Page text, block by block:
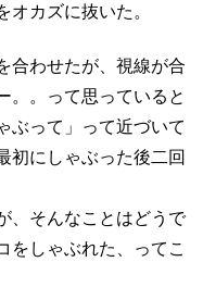
カズに抜いた。
合わせたが、視線が合
。。って思っていると
ぶって」って近づいて
初にしゃぶった後二回
、そんなことはどうで
をしゃぶれた、ってこ